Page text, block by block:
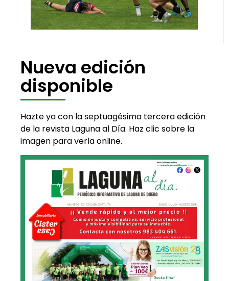
Nueva edición
disponible
Hazte ya con la septuagésima tercera edición
de la revista Laguna al Día. Haz clic sobre la
imagen para verla online.